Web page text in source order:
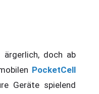
ärgerlich, doch ab
PocketCell
Geräte spielend